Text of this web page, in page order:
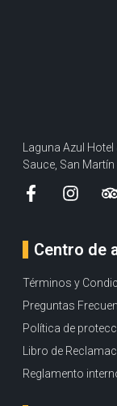
Laguna Azul
Sauce, San
Centro de
Términos y
Preguntas
Política de
Libro de
Reglamento